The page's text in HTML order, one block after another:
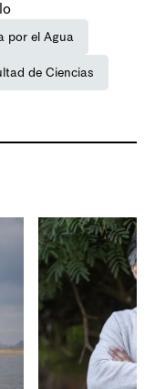
por el Agua
de Ciencias